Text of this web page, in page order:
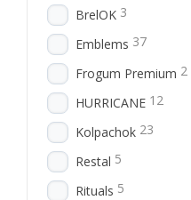
BrelOK 3
Emblems 37
Frogum Premium 2
HURRICANE 12
Kolpachok 23
Restal 5
Rituals 5